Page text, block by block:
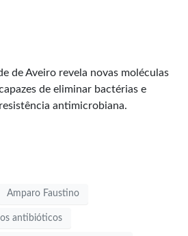
de Aveiro revela novas moléculas
de eliminar bactérias e
antimicrobiana.
Amparo Faustino
antibióticos